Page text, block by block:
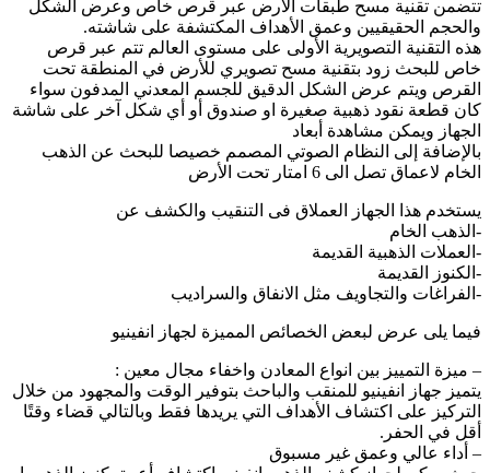
تتضمن تقنية مسح طبقات الأرض عبر قرص خاص وعرض الشكل
والحجم الحقيقيين وعمق الأهداف المكتشفة على شاشته.
هذه التقنية التصويرية الأولى على مستوى العالم تتم عبر قرص
خاص للبحث زود بتقنية مسح تصويري للأرض في المنطقة تحت
القرص ويتم عرض الشكل الدقيق للجسم المعدني المدفون سواء
كان قطعة نقود ذهبية صغيرة او صندوق أو أي شكل آخر على شاشة
الجهاز ويمكن مشاهدة أبعاد
بالإضافة إلى النظام الصوتي المصمم خصيصا للبحث عن الذهب
الخام لاعماق تصل الى 6 امتار تحت الأرض
يستخدم هذا الجهاز العملاق فى التنقيب والكشف عن
-الذهب الخام
-العملات الذهبية القديمة
-الكنوز القديمة
-الفراغات والتجاويف مثل الانفاق والسراديب
فيما يلى عرض لبعض الخصائص المميزة لجهاز انفينيو
– ميزة التمييز بين انواع المعادن واخفاء مجال معين :
يتميز جهاز انفينيو للمنقب والباحث بتوفير الوقت والمجهود من خلال
التركيز على اكتشاف الأهداف التي يريدها فقط وبالتالي قضاء وقتًا
أقل في الحفر.
– أداء عالي وعمق غير مسبوق